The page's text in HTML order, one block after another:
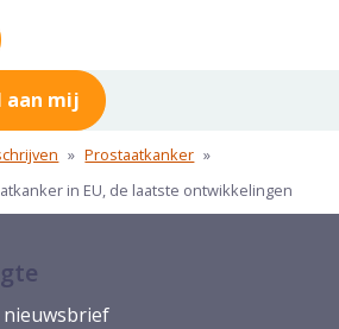
mij
» Prostaatkanker »
in EU, de laatste ontwikkelingen
nieuwsbrief